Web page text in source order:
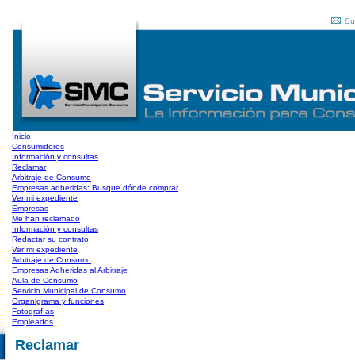
Inicio
Consumidores
Información y consultas
Reclamar
Arbitraje de Consumo
Empresas adheridas: Busque dónde comprar
Ver mi expediente
Empresas
Me han reclamado
Información y consultas
Redactar su contrato
Ver mi expediente
Arbitraje de Consumo
Empresas Adheridas al Arbitraje
Aula de Consumo
Servicio Municipal de Consumo
Organigrama y funciones
Fotografías
Empleados
Reclamar